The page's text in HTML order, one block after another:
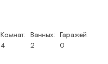
Комнат:
4
Ванных:
2
Гаражей:
0